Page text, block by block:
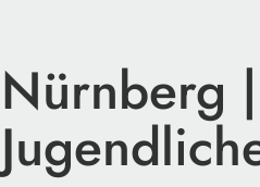
Nürnberg